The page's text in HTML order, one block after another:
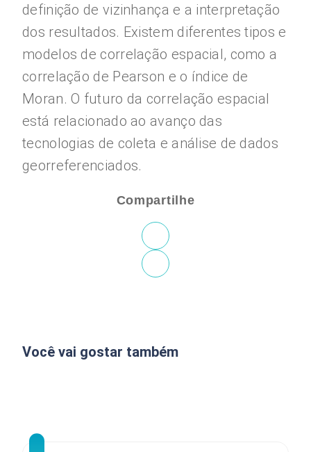
definição de vizinhança e a interpretação
dos resultados. Existem diferentes tipos e
modelos de correlação espacial, como a
correlação de Pearson e o índice de
Moran. O futuro da correlação espacial
está relacionado ao avanço das
tecnologias de coleta e análise de dados
georreferenciados.
Compartilhe
Você vai gostar também